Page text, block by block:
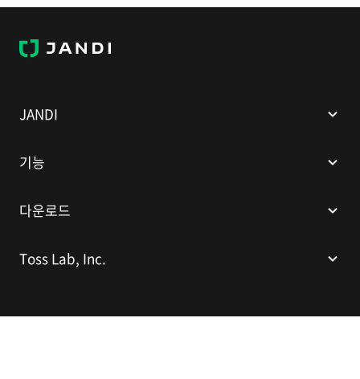
J
A
JANDI
기능
다운로드
Toss Lab, Inc.